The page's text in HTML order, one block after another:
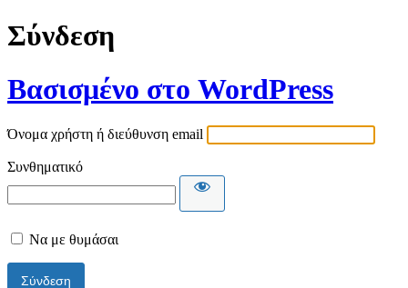
Σύνδεση
Βασισμένο στο WordPress
Όνομα χρήστη ή διεύθυνση email
Συνθηματικό
Να με θυμάσαι